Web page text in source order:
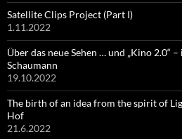
Satellite Clips Project (Part I)
1.11.2022
Über das neue Sehen … und „Kino 2.0“
Schaumann
19.10.2022
The birth of an idea from the spirit of
Hof
21.6.2022